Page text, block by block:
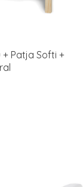
+ Patja Softi +